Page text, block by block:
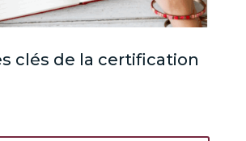
clés de la certification